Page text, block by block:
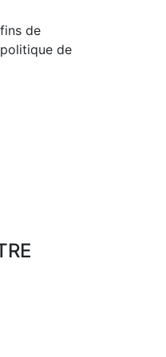
de
de